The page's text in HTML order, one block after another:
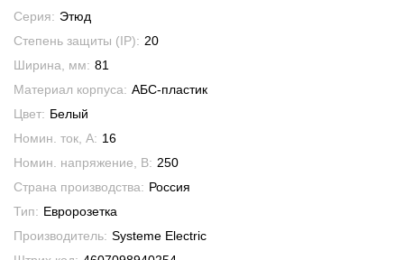
Серия: Этюд
Степень защиты (IP): 20
Ширина, мм: 81
Материал корпуса: АБС-пластик
Цвет: Белый
Номин. ток, А: 16
Номин. напряжение, В: 250
Страна производства: Россия
Тип: Евророзетка
Производитель: Systeme Electric